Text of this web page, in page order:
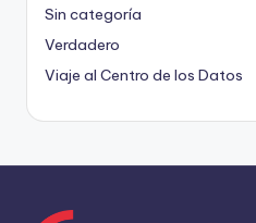
Sin categoría
Verdadero
Viaje al Centro de los Datos